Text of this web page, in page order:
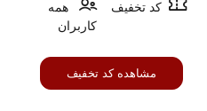
کد تخفیف
همه
کاربران
مشاهده کد تخفیف